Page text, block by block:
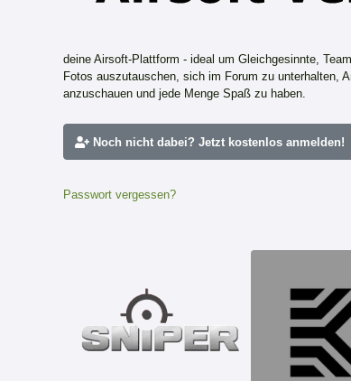
deine Airsoft-Plattform - ideal um Gleichgesinnte,
Fotos auszutauschen, sich im Forum zu unterhalten,
anzuschauen und jede Menge Spaß zu haben.
Noch nicht dabei? Jetzt kostenlos anmelden!
Passwort vergessen?